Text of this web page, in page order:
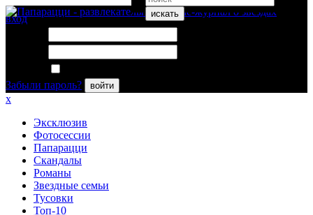
искать
вход
Забыли пароль?
войти
x
Эксклюзив
Фотосессии
Папарацци
Скандалы
Романы
Звездные семьи
Тусовки
Топ-10